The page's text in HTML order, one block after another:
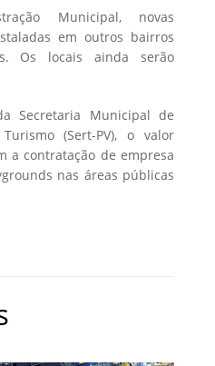
Municipal, novas
em outros bairros
Os locais ainda serão
Secretaria Municipal de
(Sert-PV), o valor
a contratação de empresa
nas áreas públicas